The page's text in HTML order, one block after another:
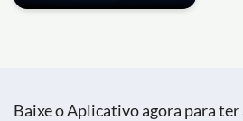
Baixe o Aplicativo agora para ter